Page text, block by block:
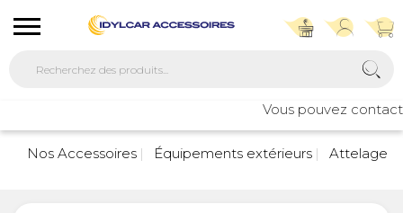
Vous pouvez
Nos Accessoires
Équipements extérieurs Attelage